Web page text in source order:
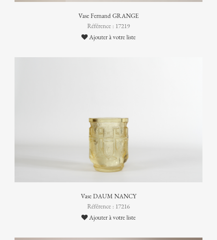
Vase Fernand GRANGE
Référence : 17219
Ajouter à votre liste
Vase DAUM NANCY
Référence : 17216
Ajouter à votre liste